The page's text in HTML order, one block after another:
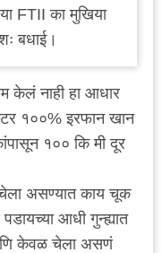
FTII का मुखिया
बधाई।
केलं नाही हा आधार
१००% इरफान खान
१०० कि मी दूर
असण्यात काय चूक
आधी गुन्ह्यात
केवळ चेला असणं